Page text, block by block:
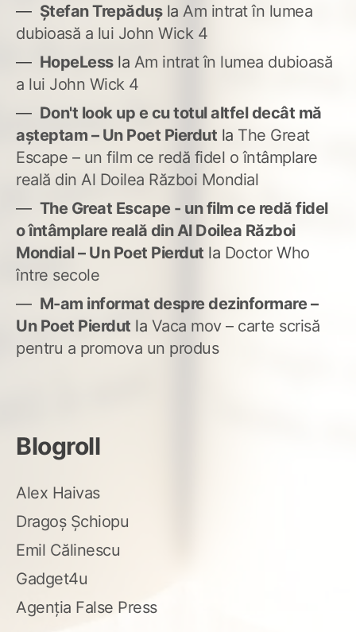
Ștefan Trepădușla Am intrat în lumea
dubioasă a lui John Wick 4
HopeLessla Am intrat în lumea dubioasă
a lui John Wick 4
Don't look up e cu totul altfel decât mă
așteptam – Un Poet Pierdut la The Great
Escape – un film ce redă fidel o întâmplare
reală din Al Doilea Război Mondial
The Great Escape - un film ce redă fidel
o întâmplare reală din Al Doilea Război
Mondial – Un Poet Pierdut la Doctor Who
între secole
M-am informat despre dezinformare –
Un Poet Pierdut la Vaca mov – carte scrisă
pentru a promova un produs
Blogroll
Alex Haivas
Dragoș Șchiopu
Emil Călinescu
Gadget4u
Agenția False Press